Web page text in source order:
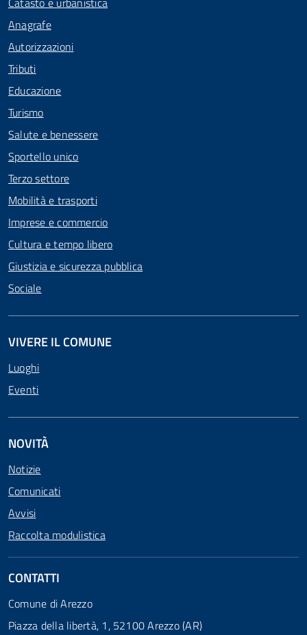
Anagrafe
Autorizzazioni
Tributi
Educazione
Turismo
Salute e benessere
Sportello unico
Terzo settore
Mobilità e trasporti
Imprese e commercio
Cultura e tempo libero
Giustizia e sicurezza pubblica
Sociale
VIVERE IL COMUNE
Luoghi
Eventi
NOVITÀ
Notizie
Comunicati
Avvisi
Raccolta modulistica
CONTATTI
Comune di Arezzo
Piazza della libertà, 1, 52100 Arezzo (AR)